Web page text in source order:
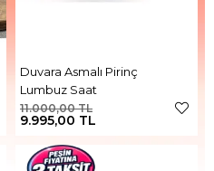
Duvara Asmalı Pirinç
Lumbuz Saat
9.995,00 TL
11.000,00 TL